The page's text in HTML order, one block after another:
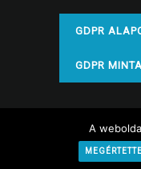
GDPR
GDPR
©
A